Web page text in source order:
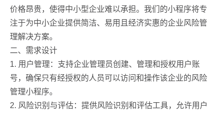
价格昂贵，使得中小型企业难以承担。我们的小程序将专
注于为中小企业提供简洁、易用且经济实惠的企业风险管
理解决方案。
二、需求设计
1. 用户管理：支持企业管理员创建、管理和授权用户账
号，确保只有经授权的人员可以访问和操作该企业的风险
管理小程序。
2. 风险识别与评估：提供风险识别和评估工具，允许用户